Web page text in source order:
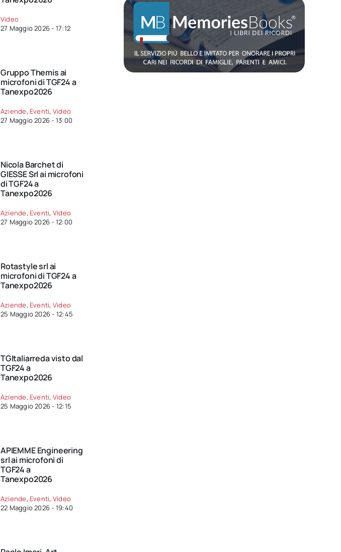
Video
27 Maggio 2026 - 17:12
Gruppo Themis ai
microfoni di TGF24 a
Tanexpo2026
Aziende, Eventi, Video
27 Maggio 2026 - 13:00
Nicola Barchet di
GIESSE Srl ai microfoni
di TGF24 a
Tanexpo2026
Aziende, Eventi, Video
27 Maggio 2026 - 12:00
Rotastyle srl ai
microfoni di TGF24 a
Tanexpo2026
Aziende, Eventi, Video
25 Maggio 2026 - 12:45
TGItaliarreda visto dal
TGF24 a
Tanexpo2026
Aziende, Eventi, Video
25 Maggio 2026 - 12:15
APIEMME Engineering
srl ai microfoni di
TGF24 a
Tanexpo2026
Aziende, Eventi, Video
22 Maggio 2026 - 19:40